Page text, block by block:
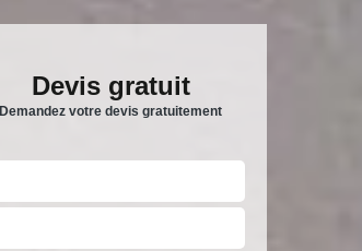
Devis gratuit
Demandez votre devis gratuitement